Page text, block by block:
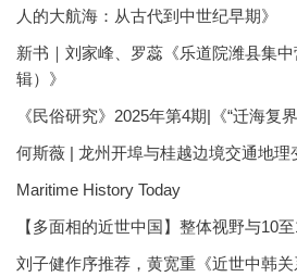
人的大航海：从古代到中世纪早期》
新书｜刘家峰、罗蕊《乐道院潍县集
辑）》
《民俗研究》2025年第4期|《“迁海复
何斯薇 | 龙州开埠与桂越边境交通地
Maritime History Today
【多面相的近世中国】整体视野与10
刘子健作序推荐，黄宽重《近世中韩